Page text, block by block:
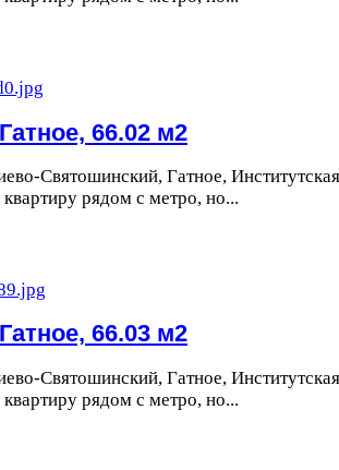
66.02 м2
Святошинский, Гатное,
рядом с метро, но...
66.03 м2
Святошинский, Гатное,
рядом с метро, но...